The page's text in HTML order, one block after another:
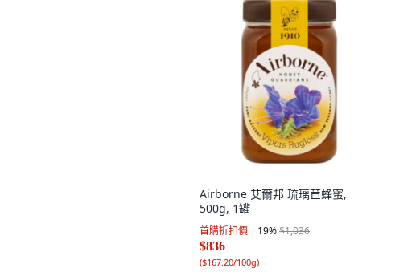
Airborne 艾爾邦 琉璃苣蜂蜜,
500g, 1罐
首購折扣價 19%$1,036
$836
($167.20/100g)